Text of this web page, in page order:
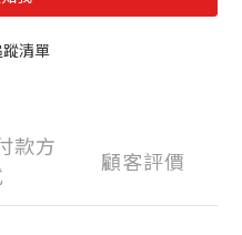
清單
款方
顧客評價